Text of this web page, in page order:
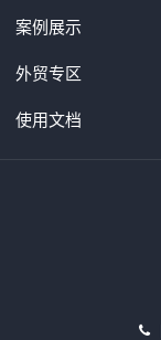
案例展示
外贸专区
使用文档